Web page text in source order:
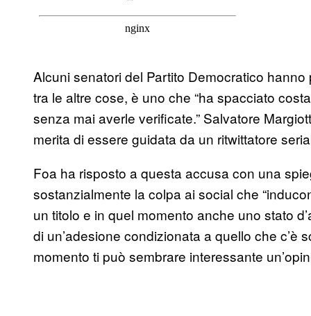
Alcuni senatori del Partito Democratico
tra le altre cose, è uno che “ha spacciato
senza mai averle verificate.” Salvatore
merita di essere guidata da un ritwittatore
Foa ha risposto a questa accusa con una
sostanzialmente la colpa ai social che
un titolo e in quel momento anche uno stato
di un’adesione condizionata a quello che c’è
momento ti può sembrare interessante